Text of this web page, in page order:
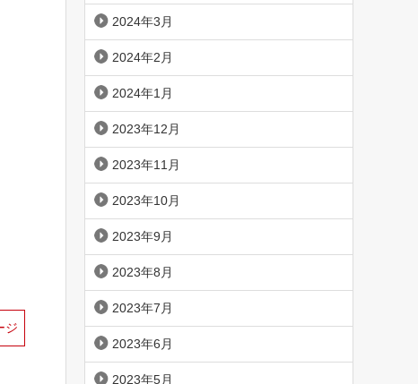
ジ
2024年3月
2024年2月
2024年1月
2023年12月
2023年11月
2023年10月
2023年9月
2023年8月
2023年7月
2023年6月
2023年5月